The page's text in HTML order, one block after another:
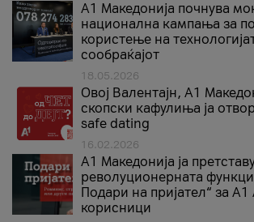
A1 Македонија почнува
национална кампања за
користење на
сообраќајот
18.05.2026
Овој Валентајн, A1
скопски кафулиња ја
safe dating
16.02.2026
А1 Македонија ја
револуционерната
Подари на пријател“ за
корисници